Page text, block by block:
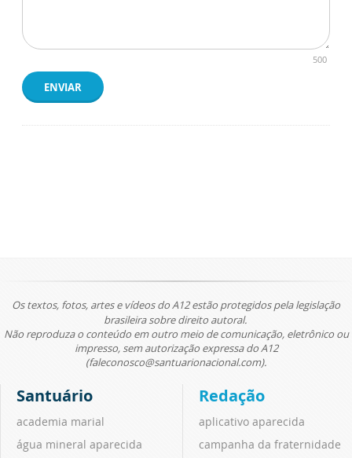
500
ENVIAR
Os textos, fotos, artes e vídeos do A12 estão protegidos pela legislação
brasileira sobre direito autoral.
Não reproduza o conteúdo em outro meio de comunicação, eletrônico ou
impresso, sem autorização expressa do A12
(faleconosco@santuarionacional.com).
Santuário
academia marial
água mineral aparecida
Redação
aplicativo aparecida
campanha da fraternidade